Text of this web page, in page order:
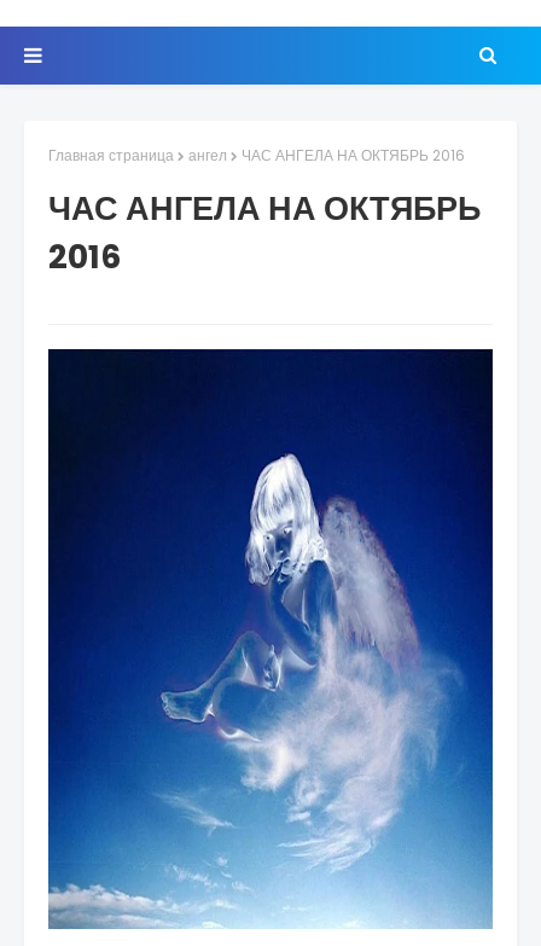
Главная страница ангел ЧАС АНГЕЛА НА ОКТЯБРЬ 2016
ЧАС АНГЕЛА НА ОКТЯБРЬ
2016